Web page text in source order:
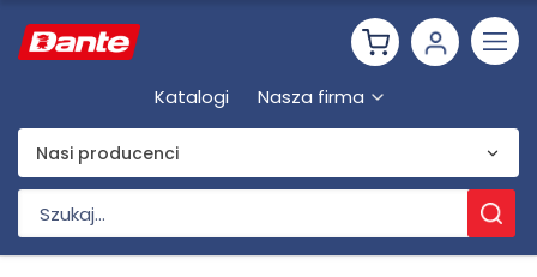
Katalogi Nasza firma
Nasi producenci